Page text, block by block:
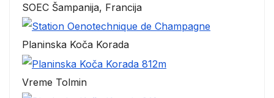
SOEC Šampanija, Francija
Planinska Koča Korada
Vreme Tolmin